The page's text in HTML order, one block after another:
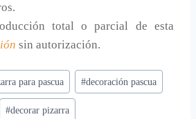
total o parcial de esta
sin autorización.
para pascua #decoración pascua
#decorar pizarra